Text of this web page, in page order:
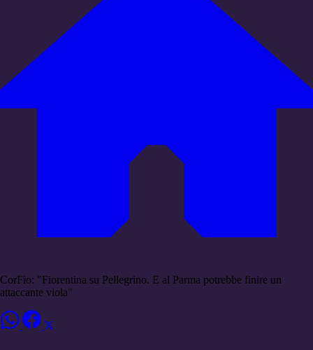
CorFio: "Fiorentina su Pellegrino. E al Parma potrebbe finire un
attaccante viola"